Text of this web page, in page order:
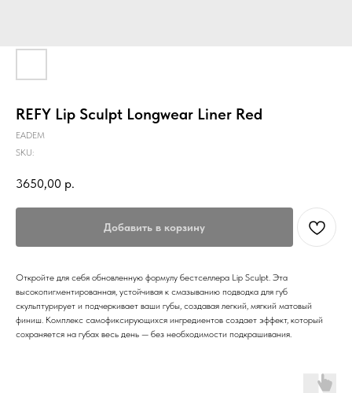
REFY Lip Sculpt Longwear Liner Red
EADEM
SKU:
3650,00 р.
Добавить в корзину
Откройте для себя обновленную формулу бестселлера Lip Sculpt. Эта
высокопигментированная, устойчивая к смазыванию подводка для губ
скульптурирует и подчеркивает ваши губы, создавая легкий, мягкий матовый
финиш. Комплекс самофиксирующихся ингредиентов создает эффект, который
сохраняется на губах весь день — без необходимости подкрашивания.